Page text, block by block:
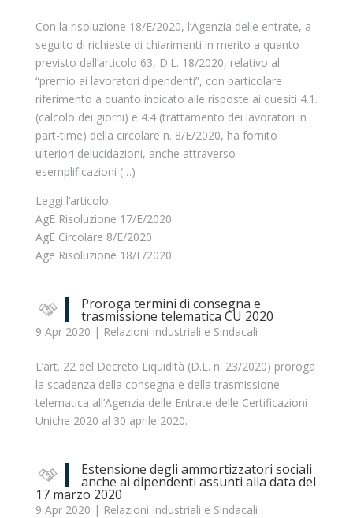
Con la risoluzione 18/E/2020, l’Agenzia delle entrate, a
seguito di richieste di chiarimenti in merito a quanto
previsto dall’articolo 63, D.L. 18/2020, relativo al
“premio ai lavoratori dipendenti”, con particolare
riferimento a quanto indicato alle risposte ai quesiti 4.1.
(calcolo dei giorni) e 4.4 (trattamento dei lavoratori in
part-time) della circolare n. 8/E/2020, ha fornito
ulteriori delucidazioni, anche attraverso
esemplificazioni (…)
Leggi l’articolo.
AgE Risoluzione 17/E/2020
AgE Circolare 8/E/2020
Age Risoluzione 18/E/2020
Proroga termini di consegna e
trasmissione telematica CU 2020
9 Apr 2020 | Relazioni Industriali e Sindacali
L’art. 22 del Decreto Liquidità (D.L. n. 23/2020) proroga
la scadenza della consegna e della trasmissione
telematica all’Agenzia delle Entrate delle Certificazioni
Uniche 2020 al 30 aprile 2020.
Estensione degli ammortizzatori sociali
anche ai dipendenti assunti alla data del
17 marzo 2020
9 Apr 2020 | Relazioni Industriali e Sindacali